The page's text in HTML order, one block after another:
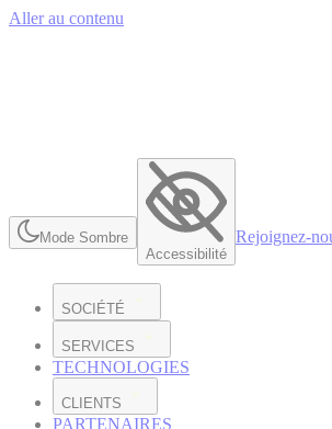
Aller au contenu
Mode Sombre
Accessibilité
Rejoignez-
SOCIÉTÉ
SERVICES
TECHNOLOGIES
CLIENTS
PARTENAIRES